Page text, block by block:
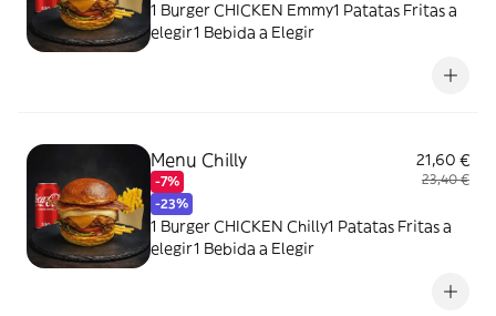
1 Burger CHICKEN Emmy1 Patatas Fritas a
elegir1 Bebida a Elegir
Menu Chilly
-7%
-23%
21,60 €
23,40 €
1 Burger CHICKEN Chilly1 Patatas Fritas a
elegir1 Bebida a Elegir